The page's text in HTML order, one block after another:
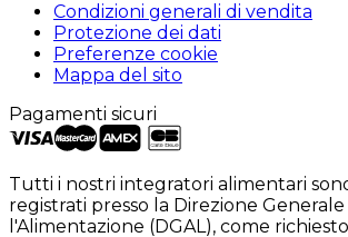
Condizioni generali di vendita
Protezione dei dati
Preferenze cookie
Mappa del sito
Pagamenti sicuri
Tutti i nostri integratori alimentari
registrati presso la Direzione
l'Alimentazione (DGAL), come